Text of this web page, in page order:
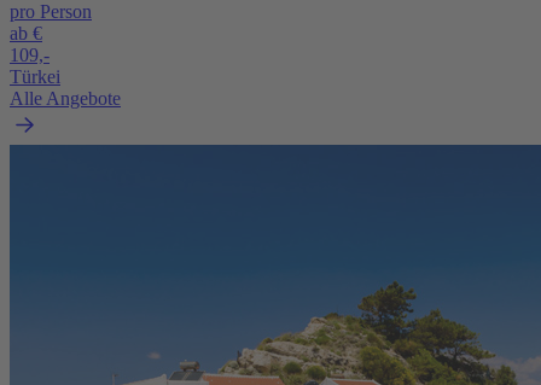
pro Person
ab €
109,-
Türkei
Alle Angebote